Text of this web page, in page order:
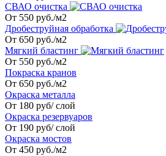
СВАО очистка
От 550 руб./м2
Дробеструйная обработка
От 650 руб./м2
Мягкий бластинг
От 550 руб./м2
Покраска кранов
От 650 руб./м2
Окраска металла
От 180 руб/ слой
Окраска резервуаров
От 190 руб/ слой
Окраска мостов
От 450 руб./м2